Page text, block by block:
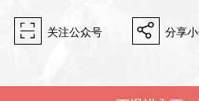
򰀁 关注公众号 򰀂 分享